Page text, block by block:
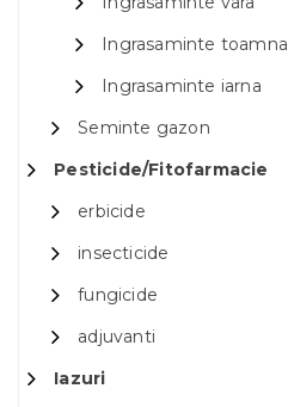
Ingrasaminte toamna
Ingrasaminte iarna
Seminte gazon
Pesticide/Fitofarmacie
erbicide
insecticide
fungicide
adjuvanti
Iazuri